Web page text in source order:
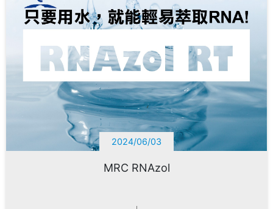
2024/06/03
MRC RNAzol